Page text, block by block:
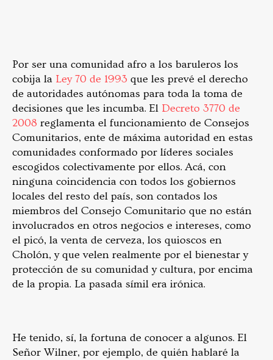
Por ser una comunidad afro a los baruleros los
cobija la Ley 70 de 1993 que les prevé el derecho
de autoridades autónomas para toda la toma de
decisiones que les incumba. El Decreto 3770 de
2008 reglamenta el funcionamiento de Consejos
Comunitarios, ente de máxima autoridad en estas
comunidades conformado por líderes sociales
escogidos colectivamente por ellos. Acá, con
ninguna coincidencia con todos los gobiernos
locales del resto del país, son contados los
miembros del Consejo Comunitario que no están
involucrados en otros negocios e intereses, como
el picó, la venta de cerveza, los quioscos en
Cholón, y que velen realmente por el bienestar y
protección de su comunidad y cultura, por encima
de la propia. La pasada símil era irónica.
He tenido, sí, la fortuna de conocer a algunos. El
Señor Wilner, por ejemplo, de quién hablaré la